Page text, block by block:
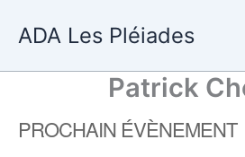
ADA Les Pléiades
Patrick
PROCHAIN ÉVÈNEMENT